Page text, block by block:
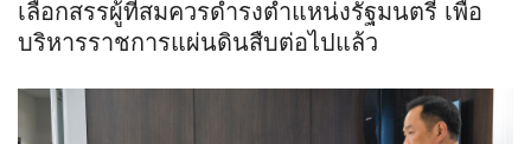
เลือกสรรผู้ที่สมควรดำรงตำแหน่งรัฐมนตรี เพื่อ
บริหารราชการแผ่นดินสืบต่อไปแล้ว